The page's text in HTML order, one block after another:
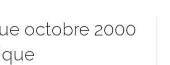
octobre 2000